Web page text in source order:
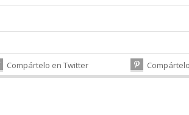
Compártelo en Twitter